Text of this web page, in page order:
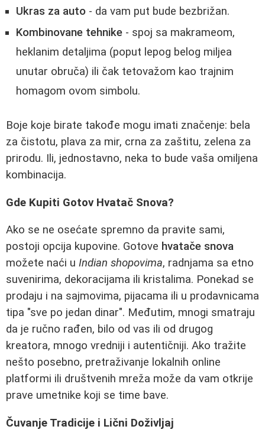
Ukras za auto - da vam put bude bezbrižan.
Kombinovane tehnike - spoj sa makrameom,
heklanim detaljima (poput lepog belog miljea
unutar obruča) ili čak tetovažom kao trajnim
homagom ovom simbolu.
Boje koje birate takođe mogu imati značenje: bela
za čistotu, plava za mir, crna za zaštitu, zelena za
prirodu. Ili, jednostavno, neka to bude vaša omiljena
kombinacija.
Gde Kupiti Gotov Hvatač Snova?
Ako se ne osećate spremno da pravite sami,
postoji opcija kupovine. Gotove hvatače snova
možete naći u Indian shopovima, radnjama sa etno
suvenirima, dekoracijama ili kristalima. Ponekad se
prodaju i na sajmovima, pijacama ili u prodavnicama
tipa "sve po jedan dinar". Međutim, mnogi smatraju
da je ručno rađen, bilo od vas ili od drugog
kreatora, mnogo vredniji i autentičniji. Ako tražite
nešto posebno, pretraživanje lokalnih online
platformi ili društvenih mreža može da vam otkrije
prave umetnike koji se time bave.
Čuvanje Tradicije i Lični Doživljaj